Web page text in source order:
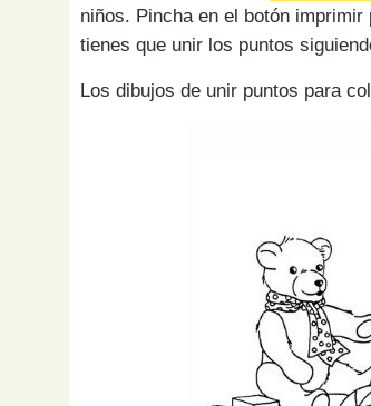
niños. Pincha en el botón
tienes que unir los puntos
Los dibujos de unir puntos para